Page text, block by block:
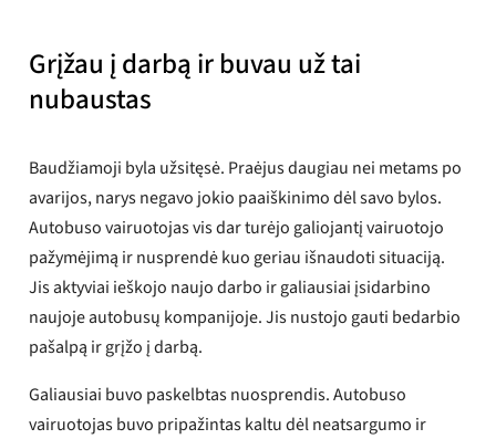
Grįžau į darbą ir buvau už tai
nubaustas
Baudžiamoji byla užsitęsė. Praėjus daugiau nei metams po
avarijos, narys negavo jokio paaiškinimo dėl savo bylos.
Autobuso vairuotojas vis dar turėjo galiojantį vairuotojo
pažymėjimą ir nusprendė kuo geriau išnaudoti situaciją.
Jis aktyviai ieškojo naujo darbo ir galiausiai įsidarbino
naujoje autobusų kompanijoje. Jis nustojo gauti bedarbio
pašalpą ir grįžo į darbą.
Galiausiai buvo paskelbtas nuosprendis. Autobuso
vairuotojas buvo pripažintas kaltu dėl neatsargumo ir